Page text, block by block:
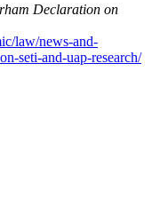
Declaration on
law/news-and-
seti-and-uap-research/